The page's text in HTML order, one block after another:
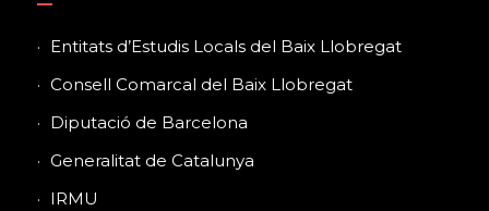
Entitats d’Estudis Locals del Baix Llobregat
Consell Comarcal del Baix Llobregat
Diputació de Barcelona
Generalitat de Catalunya
IRMU